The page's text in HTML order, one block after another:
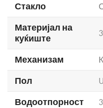
Стакло
Материјал на
куќиште
Механизам
Пол
Водоотпорност